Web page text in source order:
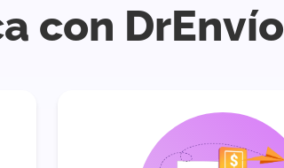
con DrEnvío